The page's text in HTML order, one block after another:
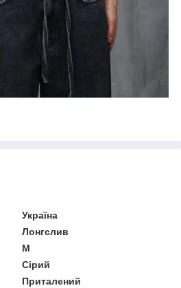
Україна
Лонгслив
M
Сірий
Приталений